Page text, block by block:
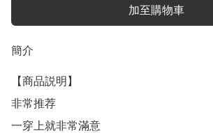
加至購物車
簡介
【商品説明】
非常推荐
一穿上就非常滿意